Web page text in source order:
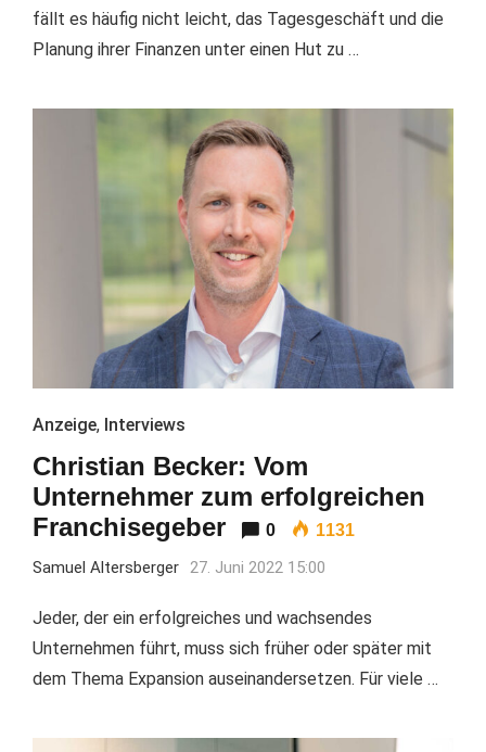
fällt es häufig nicht leicht, das Tagesgeschäft und die
Planung ihrer Finanzen unter einen Hut zu …
Anzeige, Interviews
Christian Becker: Vom
Unternehmer zum erfolgreichen
Franchisegeber
0 1131
Samuel Altersberger 27. Juni 2022 15:00
Jeder, der ein erfolgreiches und wachsendes
Unternehmen führt, muss sich früher oder später mit
dem Thema Expansion auseinandersetzen. Für viele …